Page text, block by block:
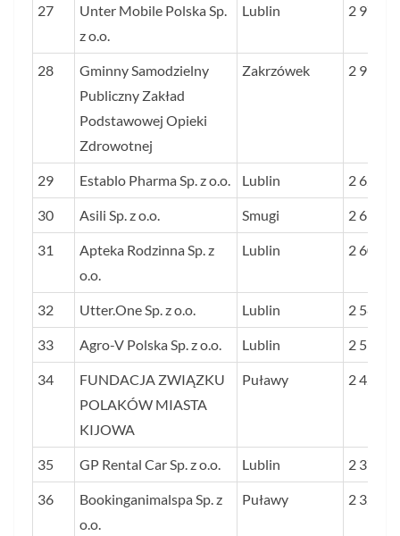
27
Unter Mobile Polska Sp.
z o.o.
Lublin 2 978
28
Gminny Samodzielny
Publiczny Zakład
Podstawowej Opieki
Zdrowotnej
Zakrzówek 2 917
29 Establo Pharma Sp. z o.o. Lublin 2 623
30 Asili Sp. z o.o. Smugi 2 616
31
Apteka Rodzinna Sp. z
o.o.
Lublin 2 607
32 Utter.One Sp. z o.o. Lublin 2 589
33 Agro-V Polska Sp. z o.o. Lublin 2 550
34
FUNDACJA ZWIĄZKU
POLAKÓW MIASTA
KIJOWA
Puławy 2 426
35 GP Rental Car Sp. z o.o. Lublin 2 374
36
Bookinganimalspa Sp. z
o.o.
Puławy 2 329